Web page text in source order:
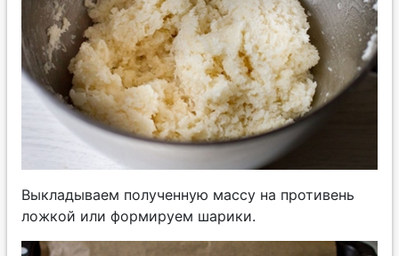
Выкладываем полученную массу на противень
ложкой или формируем шарики.